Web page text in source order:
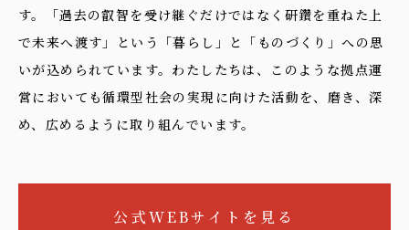
す。「過去の叡智を受け継ぐだけではなく研鑽を重ねた上
で未来へ渡す」という「暮らし」と「ものづくり」への思
いが込められています。わたしたちは、このような拠点運
営においても循環型社会の実現に向けた活動を、磨き、深
め、広めるように取り組んでいます。
公式WEBサイトを見る